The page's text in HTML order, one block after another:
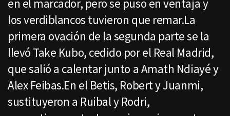
en el marcador, pero se puso en ventaja y
los verdiblancos tuvieron que remar.La
primera ovación de la segunda parte se la
llevó Take Kubo, cedido por el Real Madrid,
que salió a calentar junto a Amath Ndiayé y
Alex Feibas.En el Betis, Robert y Juanmi,
sustituyeron a Ruibal y Rodri,